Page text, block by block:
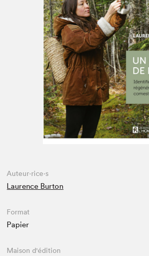
Espace médias
Auteur·rice·s
Laurence Burton
Format
Papier
Maison d'édition